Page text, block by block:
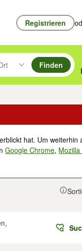
Registrieren
unten durchsuchen
um zu
des gewählten
Finden
hat. Um weiterhin
Google Chrome,